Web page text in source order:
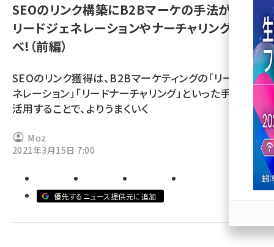
ai (2814)
youtube (2441)
note (2317)
セミナー (2310)
z世代 (1623)
llmo (1167)
SEOのリンク構築にB2Bマーケの手法が効く?
リードジェネレーションやナーチャリングに学
べ!（前編）
SEOのリンク獲得は、B2Bマーケティングの「リードジェ
ネレーション」「リードナーチャリング」といった手法を
活用することで、よりうまくいく
Moz
2021年3月15日 7:00
優先するニュース提供元に追加